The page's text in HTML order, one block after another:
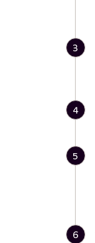
3
4
5
6